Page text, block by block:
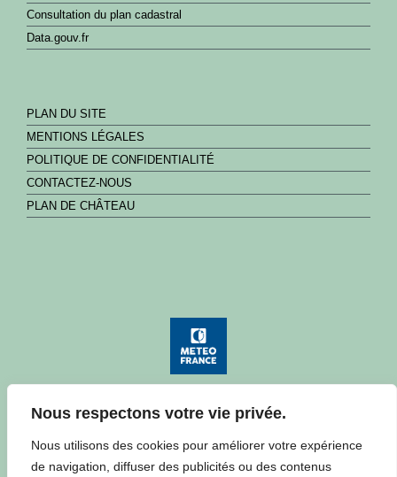
Nous respectons votre vie privée.
Nous utilisons des cookies pour améliorer votre expérience
de navigation, diffuser des publicités ou des contenus
Consultation du plan cadastral
Data.gouv.fr
PLAN DU SITE
MENTIONS LÉGALES
POLITIQUE DE CONFIDENTIALITÉ
CONTACTEZ-NOUS
PLAN DE CHÂTEAU